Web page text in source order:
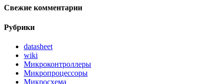
Свежие комментарии
Рубрики
datasheet
wiki
Микроконтроллеры
Микропроцессоры
Микросхема